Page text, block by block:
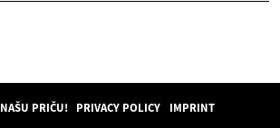
PRIČU! PRIVACY POLICY IMPRINT